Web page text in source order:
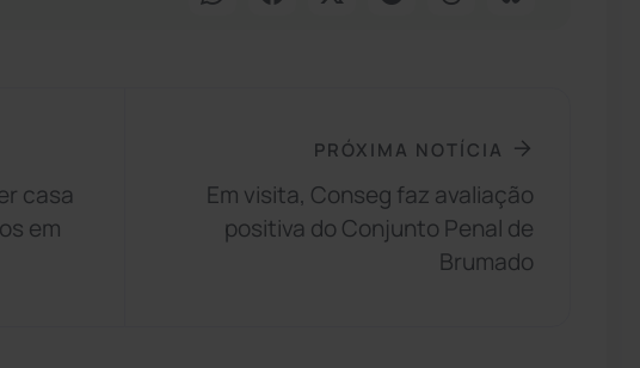
casa
em
PRÓXIMA NOTÍCIA
Em visita, Conseg faz avaliação
positiva do Conjunto Penal de
Brumado